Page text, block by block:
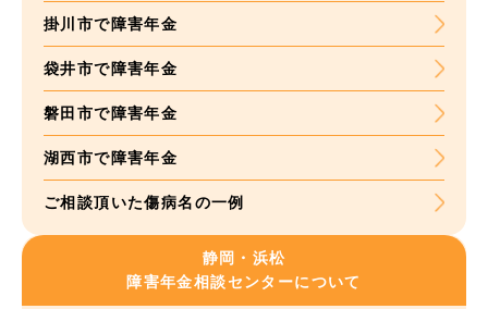
掛川市で障害年金
袋井市で障害年金
磐田市で障害年金
湖西市で障害年金
ご相談頂いた傷病名の一例
静岡・浜松
障害年金相談センターについて